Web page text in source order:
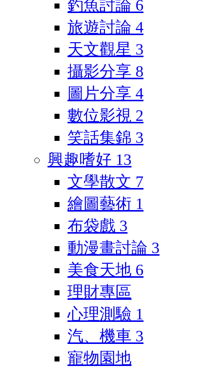
釣魚討論 6
旅遊討論 4
天文觀星 3
攝影分享 8
圖片分享 4
數位影視 2
笑話集錦 3
興趣嗜好 13
文學散文 7
繪圖藝術 1
布袋戲 3
動漫畫討論 3
美食天地 6
理財專區
心理測驗 1
汽、機車 3
寵物園地